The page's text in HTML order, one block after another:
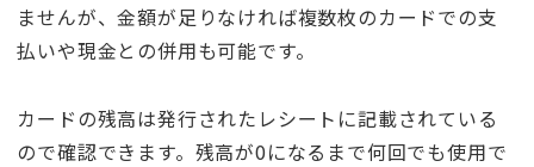
ませんが、金額が足りなければ複数枚のカードでの支
払いや現金との併用も可能です。
カードの残高は発行されたレシートに記載されている
ので確認できます。残高が0になるまで何回でも使用で